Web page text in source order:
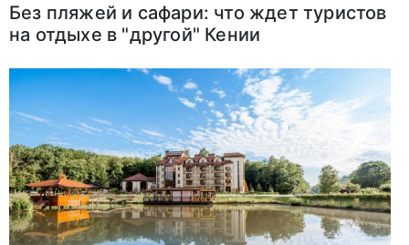
Без пляжей и сафари: что ждет туристов
на отдыхе в "другой" Кении